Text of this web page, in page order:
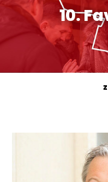
10.